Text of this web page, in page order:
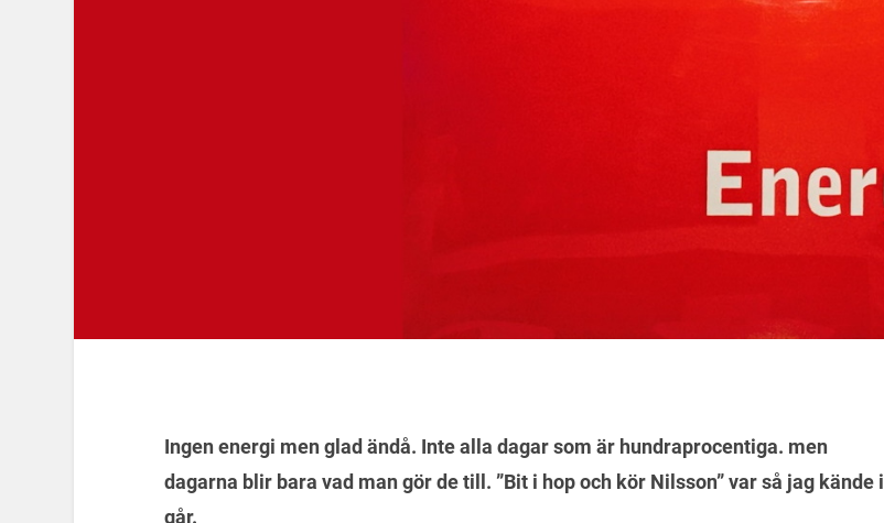
Ingen energi men glad ändå. Inte alla dagar som är hundraprocentiga. men
dagarna blir bara vad man gör de till. ”Bit i hop och kör Nilsson” var så jag kände i
går.